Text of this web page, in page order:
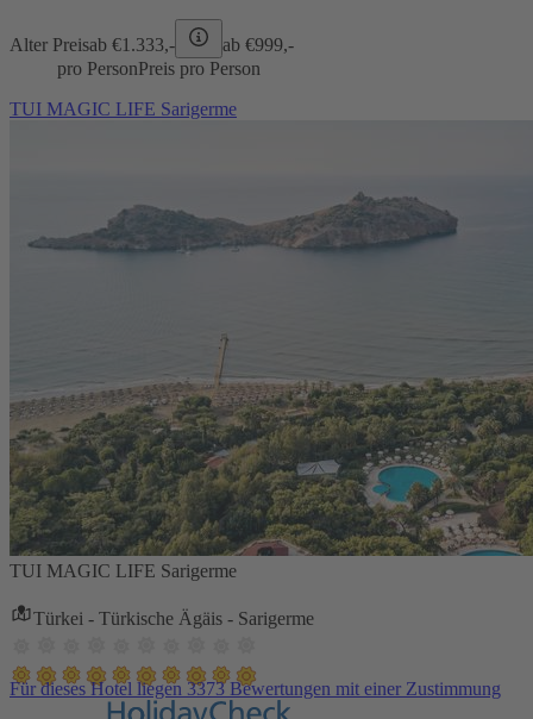
Alter Preisab €1.333,- ab €999,-
pro PersonPreis pro Person
TUI MAGIC LIFE Sarigerme
TUI MAGIC LIFE Sarigerme
Türkei - Türkische Ägäis - Sarigerme
Für dieses Hotel liegen 3373 Bewertungen mit einer Zustimmung